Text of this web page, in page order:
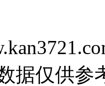
据仅供参